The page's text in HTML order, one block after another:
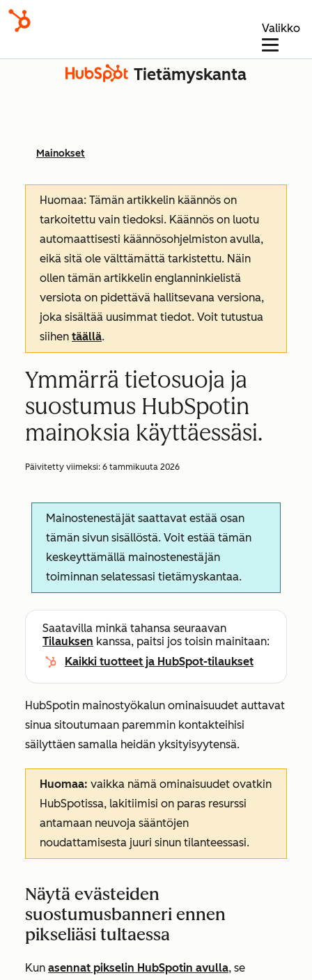
Valikko
Tietämyskanta
Mainokset
Huomaa: Tämän artikkelin käännös on
tarkoitettu vain tiedoksi. Käännös on luotu
automaattisesti käännösohjelmiston avulla,
eikä sitä ole välttämättä tarkistettu. Näin
ollen tämän artikkelin englanninkielistä
versiota on pidettävä hallitsevana versiona,
joka sisältää uusimmat tiedot. Voit tutustua
siihen täällä.
Ymmärrä tietosuoja ja
suostumus HubSpotin
mainoksia käyttäessäsi.
Päivitetty viimeksi: 6 tammikuuta 2026
Mainostenestäjät saattavat estää osan
tämän sivun sisällöstä. Voit estää tämän
keskeyttämällä mainostenestäjän
toiminnan selatessasi tietämyskantaa.
Saatavilla minkä tahansa seuraavan
Tilauksen kanssa, paitsi jos toisin mainitaan:
Kaikki tuotteet ja HubSpot-tilaukset
HubSpotin mainostyökalun ominaisuudet auttavat
sinua sitoutumaan paremmin kontakteihisi
säilyttäen samalla heidän yksityisyytensä.
Huomaa: vaikka nämä ominaisuudet ovatkin
HubSpotissa, lakitiimisi on paras resurssi
antamaan neuvoja sääntöjen
noudattamisesta juuri sinun tilanteessasi.
Näytä evästeiden
suostumusbanneri ennen
pikseliäsi tultaessa
Kun asennat pikselin HubSpotin avulla, se